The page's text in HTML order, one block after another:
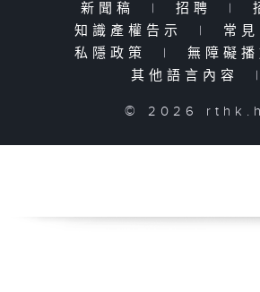
新聞稿 | 招聘 |
知識產權告示
| 常
私隱政策
| 無障礙
其他語言內容
|
© 2026